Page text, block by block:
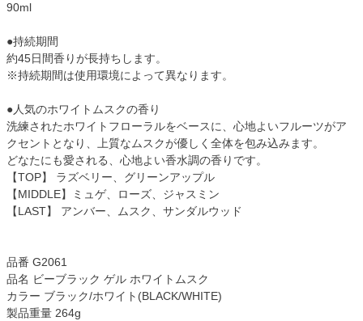
90ml
●持続期間
約45日間香りが長持ちします。
※持続期間は使用環境によって異なります。
●人気のホワイトムスクの香り
洗練されたホワイトフローラルをベースに、心地よいフルーツがア
クセントとなり、上質なムスクが優しく全体を包み込みます。
どなたにも愛される、心地よい香水調の香りです。
【TOP】 ラズベリー、グリーンアップル
【MIDDLE】ミュゲ、ローズ、ジャスミン
【LAST】 アンバー、ムスク、サンダルウッド
品番 G2061
品名 ビーブラック ゲル ホワイトムスク
カラー ブラック/ホワイト(BLACK/WHITE)
製品重量 264g